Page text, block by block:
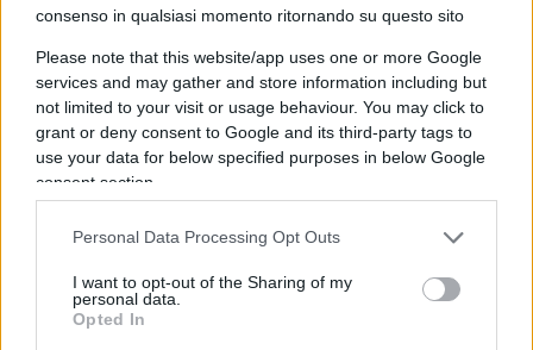
consenso in qualsiasi momento ritornando su questo sito
Please note that this website/app uses one or more Google
services and may gather and store information including but
not limited to your visit or usage behaviour. You may click to
grant or deny consent to Google and its third-party tags to
use your data for below specified purposes in below Google
consent section.
Personal Data Processing Opt Outs
I want to opt-out of the Sharing of my
personal data.
Opted In
Dalla documentazione ufficialee dalle indagini
giornalistiche il fenomeno è certamentein
crescitae le stime più accreditate parlano di
migliaia di soggetti: ad esempio fonti di mercato e
rapporti stampa citano un aggregato di2.700
contribuenti tra il 2017 e il 2022
porta il totale oltre i4.000 beneficiari dal 2017.
La platea non è enorme rispetto alla popolazione